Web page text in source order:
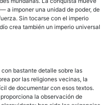
a imponer una unidad de poder, de
Sin tocarse con el imperio
crea también un imperio universal
bastante detalle sobre las
por las religiones vecinas, la
de documentar con esos textos.
la observación de